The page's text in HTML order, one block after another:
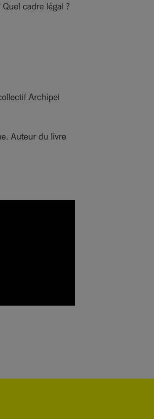
cadre légal ?
Archipel
Auteur du livre